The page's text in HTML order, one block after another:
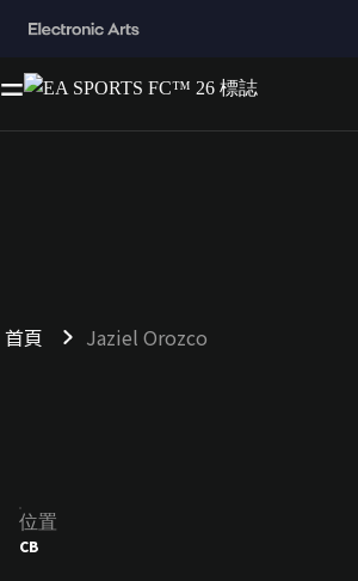
首頁 Jaziel Orozco
位置
CB